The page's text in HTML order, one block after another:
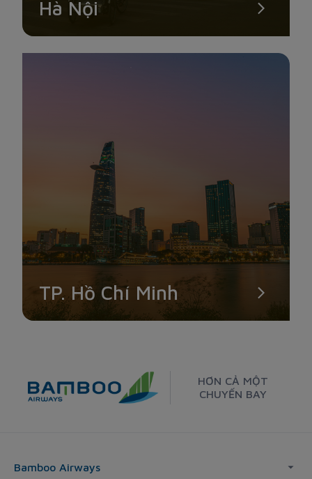
Hà Nội
TP. Hồ Chí Minh
HƠN CẢ MỘT
CHUYẾN BAY
Bamboo Airways